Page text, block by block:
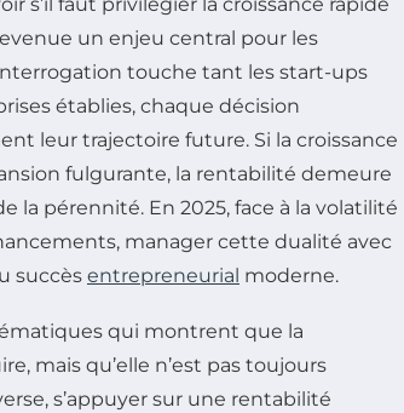
s’il faut privilégier la croissance rapide
un enjeu central pour les
touche tant les start-ups
établies, chaque décision
leur trajectoire future. Si la croissance
fulgurante, la rentabilité demeure
la pérennité. En 2025, face à la volatilité
manager cette dualité avec
succès entrepreneurial moderne.
qui montrent que la
mais qu’elle n’est pas toujours
s’appuyer sur une rentabilité